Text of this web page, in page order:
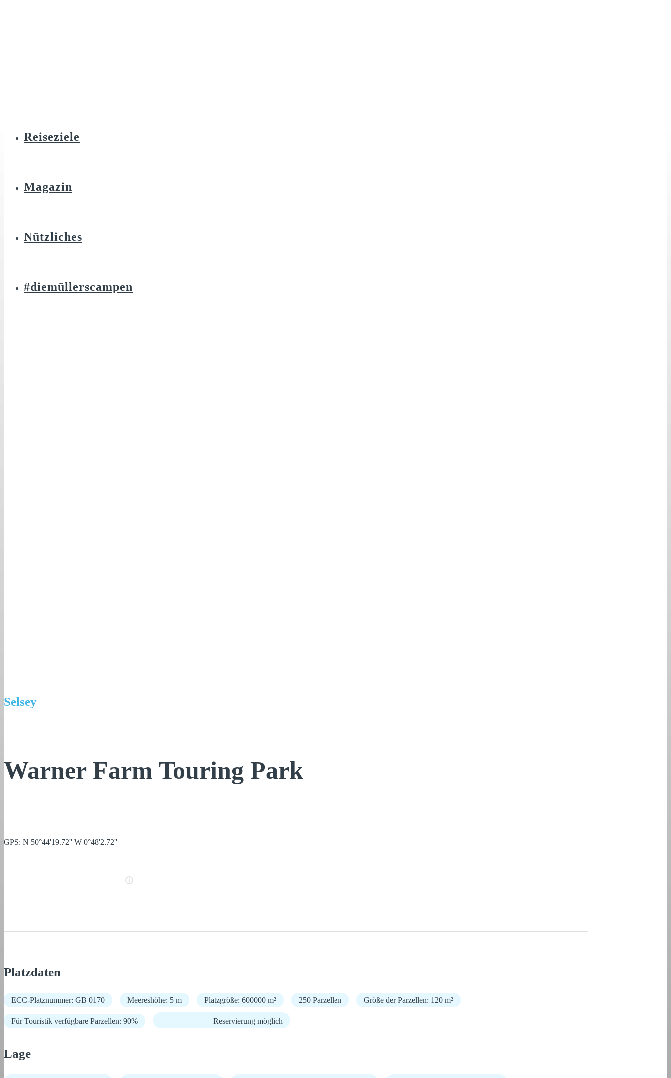
Reiseziele
Magazin
Nützliches
#diemüllerscampen
Selsey
Warner Farm Touring Park
GPS: N 50°44'19.72'' W 0°48'2.72''
Platzdaten
ECC-Platznummer: GB 0170 Meereshöhe: 5 m Platzgröße: 600000 m² 250 Parzellen Größe der Parzellen: 120 m²
Für Touristik verfügbare Parzellen: 90% Reservierung möglich
Lage